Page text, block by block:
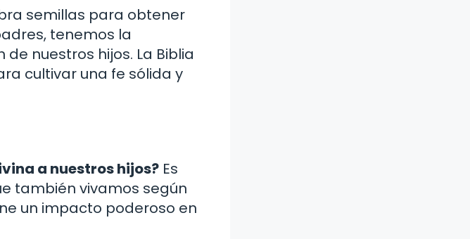
semillas para obtener
tenemos la
nuestros hijos. La Biblia
cultivar una fe sólida y
a nuestros hijos? Es
también vivamos según
un impacto poderoso en